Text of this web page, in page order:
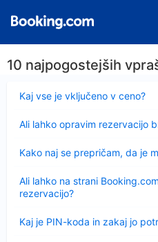
10 najpogostejših
Kaj vse je vključeno v ceno?
Ali lahko opravim rezervacijo
Kako naj se prepričam, da je
Ali lahko na strani
rezervacijo?
Kaj je PIN-koda in zakaj jo